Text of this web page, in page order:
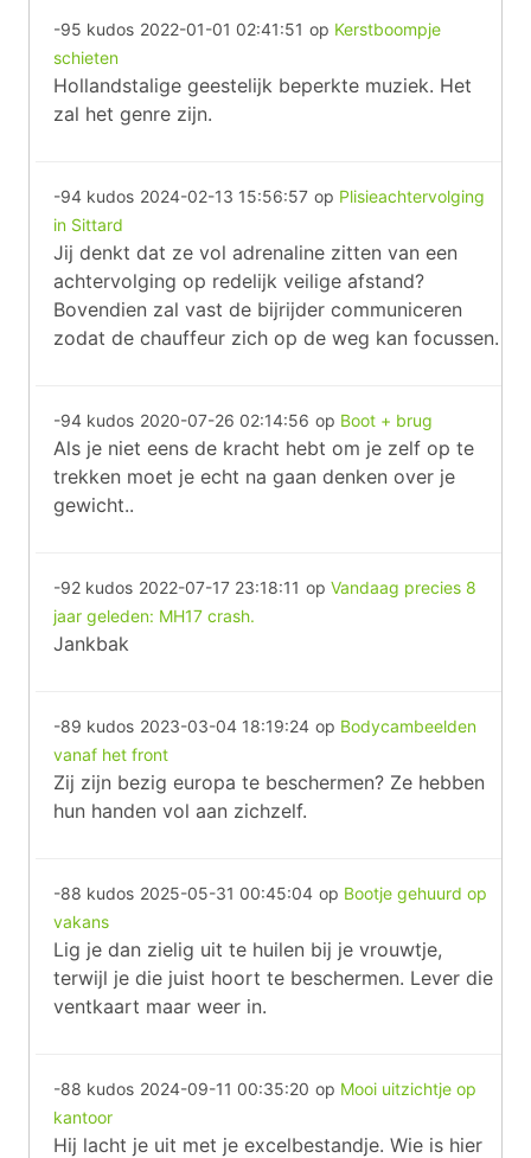
-95 kudos 2022-01-01 02:41:51 op Kerstboompje
schieten
Hollandstalige geestelijk beperkte muziek. Het
zal het genre zijn.
-94 kudos 2024-02-13 15:56:57 op Plisieachtervolging
in Sittard
Jij denkt dat ze vol adrenaline zitten van een
achtervolging op redelijk veilige afstand?
Bovendien zal vast de bijrijder communiceren
zodat de chauffeur zich op de weg kan focussen.
-94 kudos 2020-07-26 02:14:56 op Boot + brug
Als je niet eens de kracht hebt om je zelf op te
trekken moet je echt na gaan denken over je
gewicht..
-92 kudos 2022-07-17 23:18:11 op Vandaag precies 8
jaar geleden: MH17 crash.
Jankbak
-89 kudos 2023-03-04 18:19:24 op Bodycambeelden
vanaf het front
Zij zijn bezig europa te beschermen? Ze hebben
hun handen vol aan zichzelf.
-88 kudos 2025-05-31 00:45:04 op Bootje gehuurd op
vakans
Lig je dan zielig uit te huilen bij je vrouwtje,
terwijl je die juist hoort te beschermen. Lever die
ventkaart maar weer in.
-88 kudos 2024-09-11 00:35:20 op Mooi uitzichtje op
kantoor
Hij lacht je uit met je excelbestandje. Wie is hier